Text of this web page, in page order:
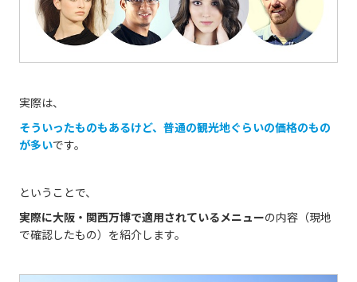
実際は、
そういったものもあるけど、普通の観光地ぐらいの価格のもの
が多いです。
ということで、
実際に大阪・関西万博で適用されているメニューの内容（現地
で確認したもの）を紹介します。